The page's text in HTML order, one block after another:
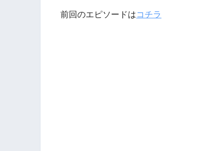
前回のエピソードはコチラ